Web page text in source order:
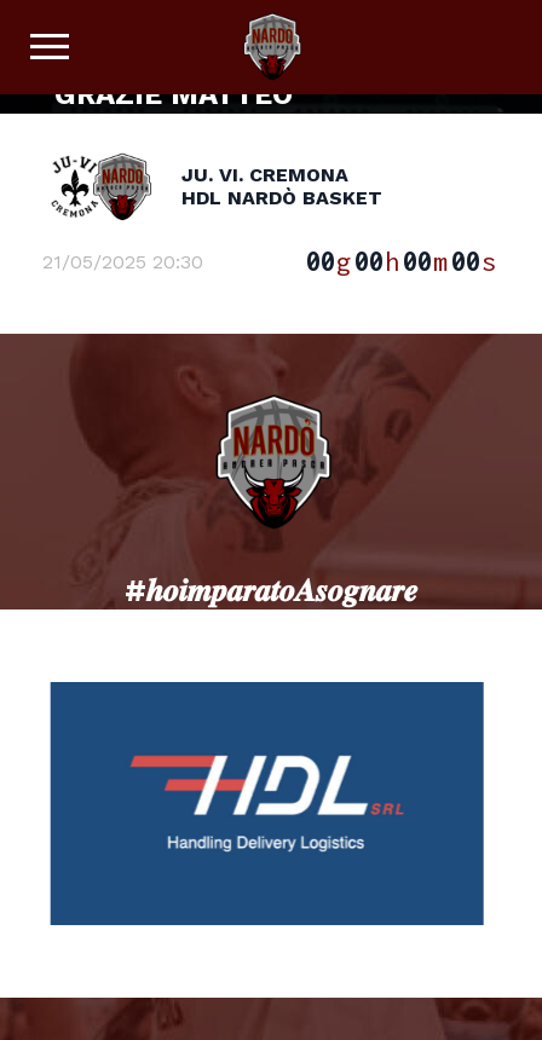
Comunicazioni
GRAZIE MATTEO
JU. VI. CREMONA
HDL NARDÒ BASKET
21/05/2025 20:30 00g00h00m00s
#𝒉𝒐𝒊𝒎𝒑𝒂𝒓𝒂𝒕𝒐𝑨𝒔𝒐𝒈𝒏𝒂𝒓𝒆